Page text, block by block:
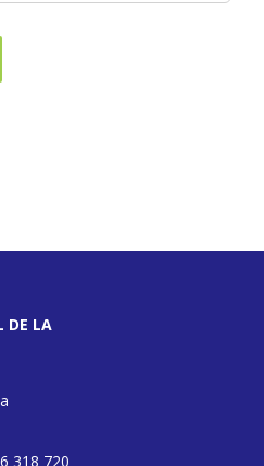
DE LA
318 720